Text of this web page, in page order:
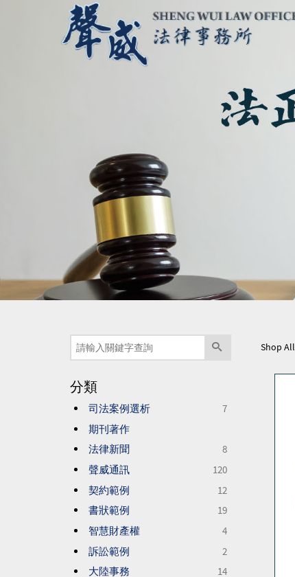
分類
司法案例選析
7
期刊著作
法律新聞
8
聲威通訊
120
契約範例
12
書狀範例
19
智慧財產權
4
訴訟範例
2
大陸事務
14
Shop All